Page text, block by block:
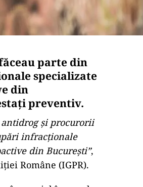
parte din
specializate
din
preventiv.
şi procurorii
infracţionale
din Bucureşti”,
Române (IGPR).